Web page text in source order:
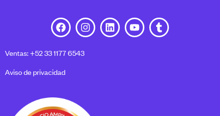
Ventas: +52 33 1177 6543
Aviso de privacidad